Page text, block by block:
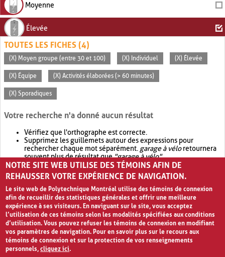
Moyenne
Élevée
TOUTES LES FICHES (4)
(X) Moyen groupe (entre 30 et 100) (X) Individuel (X) Élevée
(X) Équipe (X) Activités élaborées (> 60 minutes)
(X) Sporadiques
Votre recherche n'a donné aucun résultat
Vérifiez que l'orthographe est correcte.
Supprimez les guillemets autour des expressions pour
rechercher chaque mot séparément. garage à véloretournera
souvent plus de résultat que"garage à vélo".
Envisagez d'élargir votre recherche avec OR.garage OR vélo
retournera souvent plus de résultat quegarage à vélo
NOTRE SITE WEB UTILISE DES TÉMOINS AFIN DE
REHAUSSER VOTRE EXPÉRIENCE DE NAVIGATION.
Le site web de Polytechnique Montréal utilise des témoins de connexion
afin de recueillir des statistiques générales et offrir une meilleure
expérience à ses visiteurs. En naviguant sur le site, vous acceptez
l’utilisation de ces témoins selon les modalités spécifiées aux conditions
d’utilisation. Vous pouvez refuser les témoins de connexion en modifiant
vos paramètres de navigation. Pour en savoir plus sur le recours aux
témoins de connexion et sur la protection de vos renseignements
personnels,cliquez ici.